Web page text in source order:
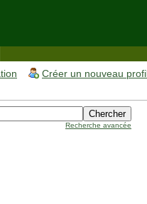
Créer un nouveau profil
Recherche avancée